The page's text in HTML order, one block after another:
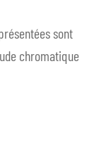
sont
chromatique